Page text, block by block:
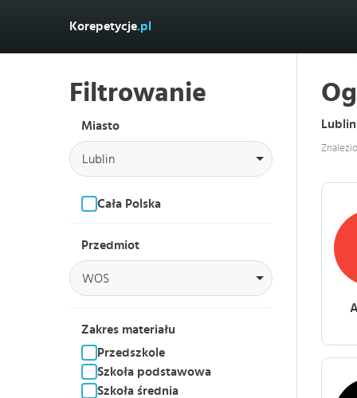
Korepetycje.pl
Filtrowanie
Miasto
Lublin
Cała Polska
Przedmiot
WOS
Zakres materiału
Przedszkole
Szkoła podstawowa
Szkoła średnia
Lublin